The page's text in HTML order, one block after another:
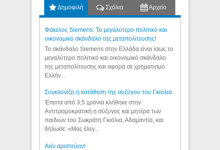
Δημοφιλή Σχόλια Αρχείο
Φάκελος Siemens: Το μεγαλύτερο πολιτικό και
οικονομικό σκάνδαλο της μεταπολίτευσης!
Το σκάνδαλο Siemens στην Ελλάδα είναι ίσως το
μεγαλύτερο πολιτικό και οικονομικό σκάνδαλο
της μεταπολίτευσης και αφορά σε χρηματισμό
Ελλήν...
Συγκλονίζει η κατάθεση της συζύγου του Γκιόλια
Έπειτα από 3,5 χρόνια κλήθηκε στην
Αντιτρομοκρατική η σύζυγος και μητέρα των
παιδιών του Σωκράτη Γκιόλια, Αδαμαντία, και
δήλωσε: «Μας έλεγ...
Aιέν αριστεύειν!